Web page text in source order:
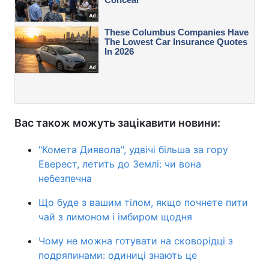
Вас також можуть зацікавити новини:
"Комета Диявола", удвічі більша за гору
Еверест, летить до Землі: чи вона
небезпечна
Що буде з вашим тілом, якщо почнете пити
чай з лимоном і імбиром щодня
Чому не можна готувати на сковорідці з
подряпинами: одиниці знають це